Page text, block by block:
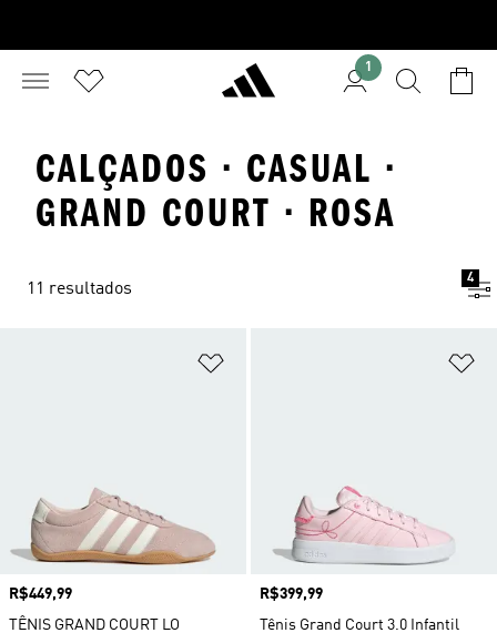
1
CALÇADOS · CASUAL ·
GRAND COURT · ROSA
11 resultados
4
Preço
R$449,99
TÊNIS GRAND COURT LO
Preço
R$399,99
Tênis Grand Court 3.0 Infantil